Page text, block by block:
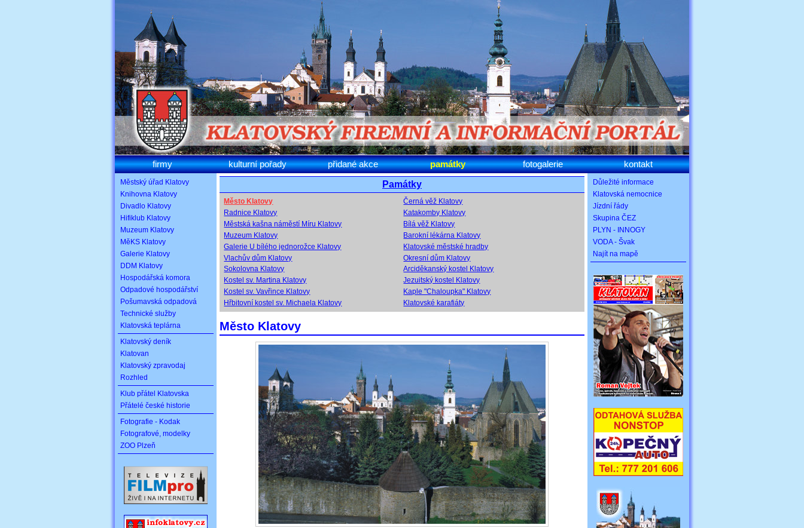
firmy kulturní pořady přidané akce památky fotogalerie kontakt
Městský úřad Klatovy
Knihovna Klatovy
Divadlo Klatovy
Hifiklub Klatovy
Muzeum Klatovy
MěKS Klatovy
Galerie Klatovy
DDM Klatovy
Hospodářská komora
Odpadové hospodářství
Pošumavská odpadová
Technické služby
Klatovská teplárna
Klatovský deník
Klatovan
Klatovský zpravodaj
Rozhled
Klub přátel Klatovska
Přátelé české historie
Fotografie - Kodak
Fotografové, modelky
ZOO Plzeň
Památky
Město Klatovy
Radnice Klatovy
Městská kašna náměstí Míru Klatovy
Muzeum Klatovy
Galerie U bílého jednorožce Klatovy
Vlachův dům Klatovy
Sokolovna Klatovy
Kostel sv. Martina Klatovy
Kostel sv. Vavřince Klatovy
Hřbitovní kostel sv. Michaela Klatovy
Černá věž Klatovy
Katakomby Klatovy
Bílá věž Klatovy
Barokní lékárna Klatovy
Klatovské městské hradby
Okresní dům Klatovy
Arciděkanský kostel Klatovy
Jezuitský kostel Klatovy
Kaple "Chaloupka" Klatovy
Klatovské karafiáty
Město Klatovy
Důležité informace
Klatovská nemocnice
Jízdní řády
Skupina ČEZ
PLYN - INNOGY
VODA - Švak
Najít na mapě